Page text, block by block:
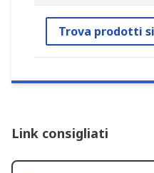
Trova prodotti
Link consigliati